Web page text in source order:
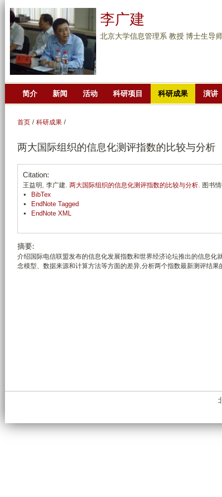
到
主
要
分
李广建
北京大学信息管理系 教授 博士生导
简介 新闻 活动 科研项目 科研成果 演讲
首页 / 科研成果 /
两大国际组织的信息化测评指数的比较与分析
Citation:
王益明, 李广建. 两大国际组织的信息化测评指数的比较与分析. 图书
BibTex
EndNote Tagged
EndNote XML
摘要:
介绍国际电信联盟发布的信息化发展指数和世界经济论坛推出的信息
念模型、数据来源和计算方法等方面的差异,分析两个指数最新测评结